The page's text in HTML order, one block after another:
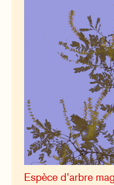
Espèce d’arbre